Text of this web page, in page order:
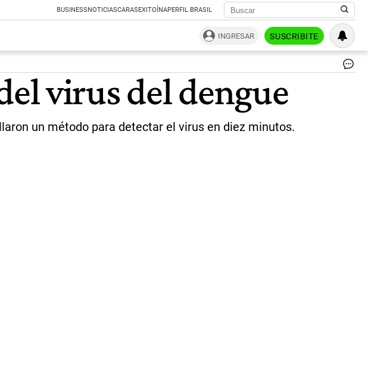
BUSINESSNOTICIASCARASEXITOÍNAPERFIL BRASIL
INGRESAR SUSCRIBITE
virus del dengue
un método para detectar el virus en diez minutos.